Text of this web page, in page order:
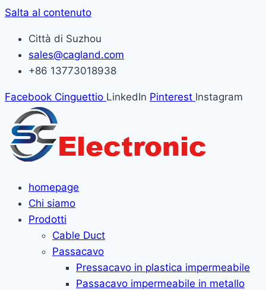
Salta al contenuto
Città di Suzhou
sales@cagland.com
+86 13773018938
Facebook Cinguettio LinkedIn Pinterest Instagram
homepage
Chi siamo
Prodotti
Cable Duct
Passacavo
Pressacavo in plastica impermeabile
Passacavo impermeabile in metallo